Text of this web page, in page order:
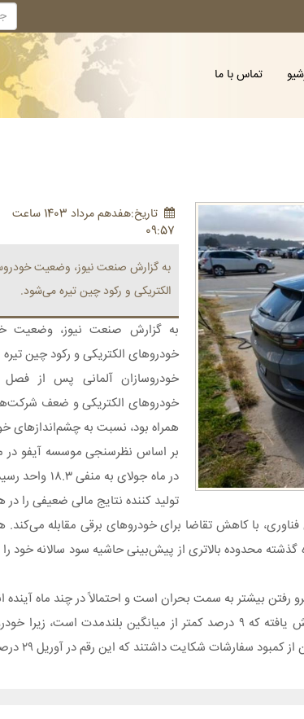
تماس با ما
تاريخ:هفدهم مرداد 1403 ساعت
09:57
به گزارش صنعت نیوز، وضعیت
الکتریکی و رکود چین تیره می‌شود.
به گزارش صنعت نیوز، وضعیت
خودروهای الکتریکی و رکود چین
خودروسازان آلمانی پس از
خودروهای الکتریکی و ضعف
همراه بود، نسبت به چشم‌اندازهای
بر اساس نظرسنجی موسسه آیفو در
تولید کننده نتایج مالی ضعیفی را
با کاهش تقاضا برای خودروهای برقی مقابله
محدوده بالاتری از پیش‌بینی حاشیه سود سالانه خود
بیشتر به سمت بحران است و احتمالاً در چند ماه آینده
آیفو اعلام کرد، استفاده از ظرفیت این صنعت به حدود ۷۸ درصد کاهش یافته که ۹ درصد